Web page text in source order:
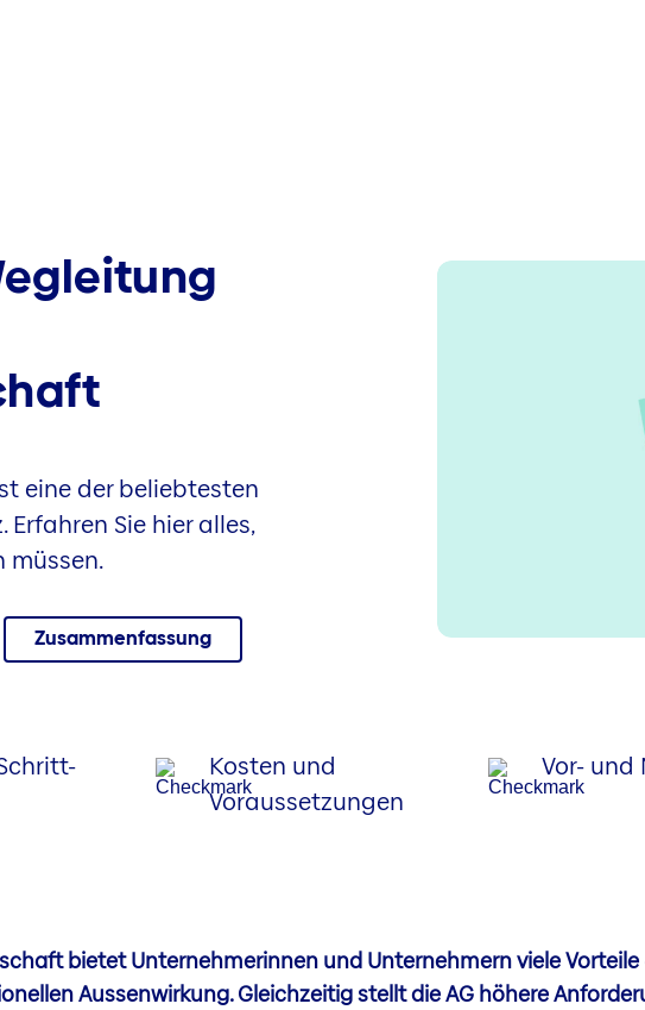
eine der beliebtesten
Sie hier alles,
müssen.
Zusammenfassung
Kosten und
Voraussetzungen
Vor- und
bietet Unternehmerinnen und Unternehmern viele
Aussenwirkung. Gleichzeitig stellt die AG höhere